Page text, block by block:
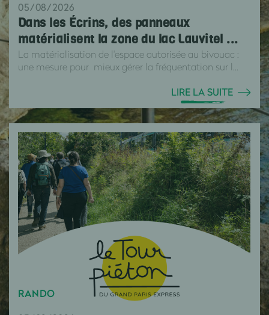
05/08/2026
Dans les Écrins, des panneaux
matérialisent la zone du lac Lauvitel ...
La matérialisation de l'espace autorisée au bivouac :
une mesure pour mieux gérer la fréquentation sur l...
LIRE LA SUITE
RANDO